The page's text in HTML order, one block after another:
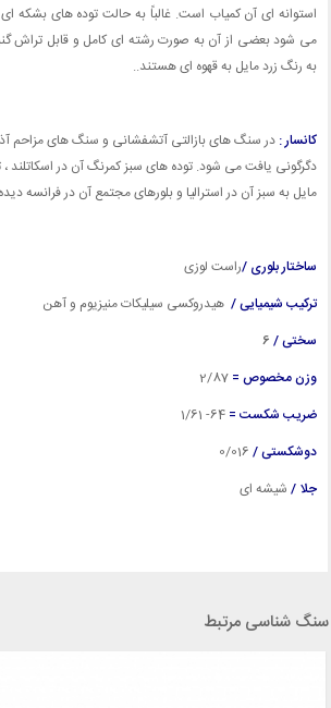
استوانه ای آن کمیاب است. غالباً به حالت توده های بشکه
می شود بعضی از آن به صورت رشته ای کامل و قابل تراش
به رنگ زرد مایل به قهوه ای هستند..
کانسار : در سنگ های بازالتی آتشفشانی و سنگ های مزاحم
دگرگونی یافت می شود. توده های سبز کمرنگ آن در اسکاتلند ،
مایل به سبز آن در استرالیا و بلورهای مجتمع آن در فرانسه
ساختار بلوری /راست لوزی
ترکیب شیمیایی / هیدروکسی سیلیکات منیزیوم و آهن
سختی /
وزن مخصوص = /87
ضریب شکست =
دوشکستی /
جلا / شیشه ای
سنگ شناسی مرتبط